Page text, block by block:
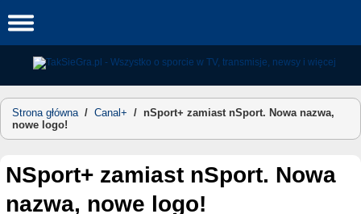
to
Strona główna/ Canal+ / nSport+ zamiast nSport. Nowa nazwa,
nowe logo!
nSport+ zamiast nSport. Nowa
nazwa, nowe logo!